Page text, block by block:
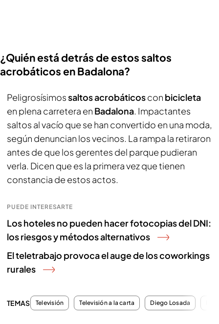
¿Quién está detrás de estos saltos
acrobáticos en Badalona?
Peligrosísimossaltos acrobáticoscon bicicleta
en plena carretera en Badalona. Impactantes
saltos al vacío que se han convertido en una moda,
según denuncian los vecinos. La rampa la retiraron
antes de que los gerentes del parque pudieran
verla. Dicen que es la primera vez que tienen
constancia de estos actos.
PUEDE INTERESARTE
Los hoteles no pueden hacer fotocopias del DNI:
los riesgos y métodos alternativos
El teletrabajo provoca el auge de los coworkings
rurales
TEMAS Televisión Televisión a la carta Diego Losada